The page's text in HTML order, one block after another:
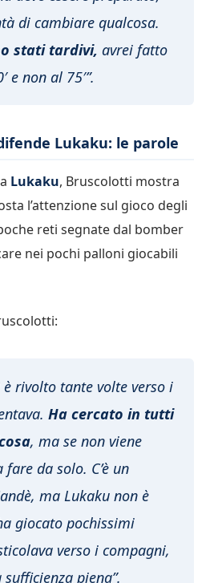
di cambiare qualcosa.
stati tardivi, avrei fatto
e non al 75′”.
Lukaku: le parole
Lukaku, Bruscolotti mostra
l’attenzione sul gioco degli
reti segnate dal bomber
nei pochi palloni giocabili
rivolto tante volte verso i
Ha cercato in tutti
, ma se non viene
da solo. C’è un
ma Lukaku non è
giocato pochissimi
verso i compagni,
piena”.